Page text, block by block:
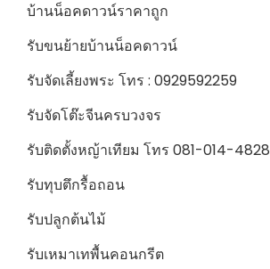
บ้านน็อคดาวน์ราคาถูก
รับขนย้ายบ้านน็อคดาวน์
รับจัดเลี้ยงพระ โทร : 0929592259
รับจัดโต๊ะจีนครบวงจร
รับติดตั้งหญ้าเทียม โทร 081-014-4828
รับทุบตึกรื้อถอน
รับปลูกต้นไม้
รับเหมาเทพื้นคอนกรีต